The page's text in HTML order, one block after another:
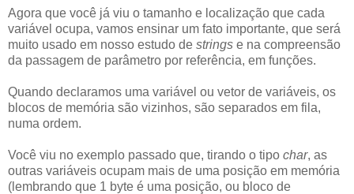
Agora que você já viu o tamanho e localização que cada
variável ocupa, vamos ensinar um fato importante, que será
muito usado em nosso estudo de strings e na compreensão
da passagem de parâmetro por referência, em funções.
Quando declaramos uma variável ou vetor de variáveis, os
blocos de memória são vizinhos, são separados em fila,
numa ordem.
Você viu no exemplo passado que, tirando o tipo char, as
outras variáveis ocupam mais de uma posição em memória
(lembrando que 1 byte é uma posição, ou bloco de